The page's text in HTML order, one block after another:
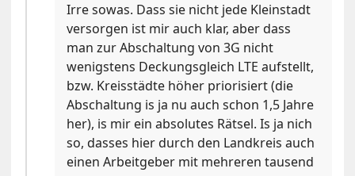
Irre sowas. Dass sie nicht jede Kleinstadt
versorgen ist mir auch klar, aber dass
man zur Abschaltung von 3G nicht
wenigstens Deckungsgleich LTE aufstellt,
bzw. Kreisstädte höher priorisiert (die
Abschaltung is ja nu auch schon 1,5 Jahre
her), is mir ein absolutes Rätsel. Is ja nich
so, dasses hier durch den Landkreis auch
einen Arbeitgeber mit mehreren tausend